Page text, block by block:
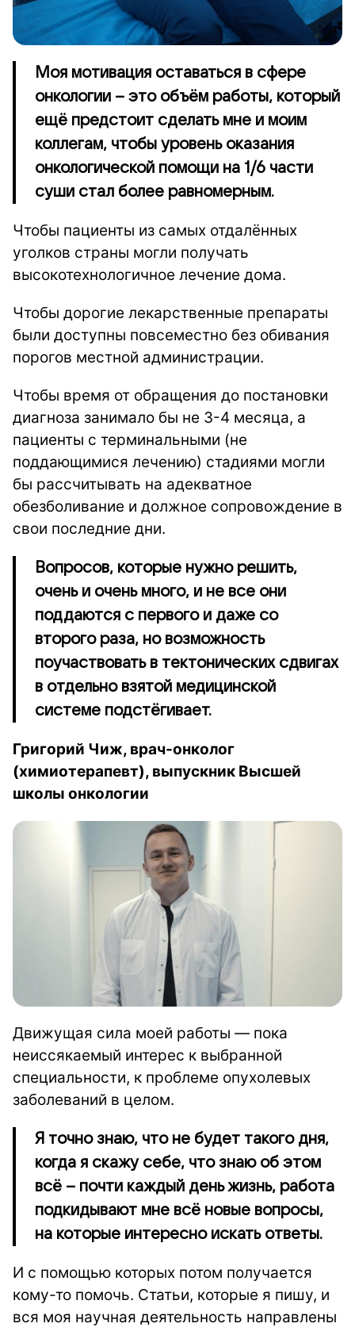
Моя мотивация оставаться в сфере
онкологии – это объём работы, который
ещё предстоит сделать мне и моим
коллегам, чтобы уровень оказания
онкологической помощи на 1/6 части
суши стал более равномерным.
Чтобы пациенты из самых отдалённых
уголков страны могли получать
высокотехнологичное лечение дома.
Чтобы дорогие лекарственные препараты
были доступны повсеместно без обивания
порогов местной администрации.
Чтобы время от обращения до постановки
диагноза занимало бы не 3-4 месяца, а
пациенты с терминальными (не
поддающимися лечению) стадиями могли
бы рассчитывать на адекватное
обезболивание и должное сопровождение в
свои последние дни.
Вопросов, которые нужно решить,
очень и очень много, и не все они
поддаются с первого и даже со
второго раза, но возможность
поучаствовать в тектонических сдвигах
в отдельно взятой медицинской
системе подстёгивает.
Григорий Чиж, врач-онколог
(химиотерапевт), выпускник Высшей
школы онкологии
Движущая сила моей работы — пока
неиссякаемый интерес к выбранной
специальности, к проблеме опухолевых
заболеваний в целом.
Я точно знаю, что не будет такого дня,
когда я скажу себе, что знаю об этом
всё – почти каждый день жизнь, работа
подкидывают мне всё новые вопросы,
на которые интересно искать ответы.
И с помощью которых потом получается
кому-то помочь. Статьи, которые я пишу, и
вся моя научная деятельность направлены